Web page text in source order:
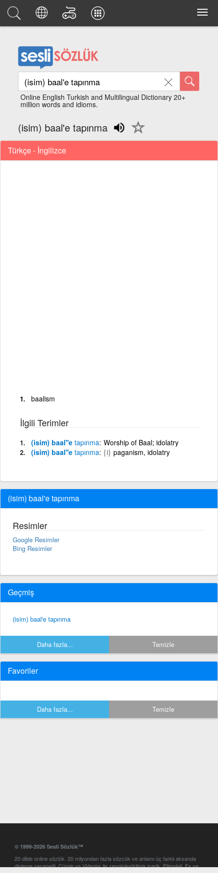
Online English Turkish and Multilingual Dictionary 20+
million words and idioms.
(isim) baal'e tapınma
Türkçe - İngilizce
baalism
İlgili Terimler
(isim) baal''e tapınma Worship of Baal; idolatry
(isim) baal''e tapınma {i} paganism, idolatry
(isim) baal'e tapınma
Resimler
Google Resimler
Bing Resimler
Geçmiş
(isim) baal'e tapınma
Daha fazla... Temizle
Favoriler
Daha fazla... Temizle
© 1999-2026 Sesli Sözlük™
20 dilde online sözlük. 20 milyondan fazla sözcük ve anlamı üç farklı aksanda
dinleme seçeneği. Cümle ve Videolar ile zenginleştirilmiş içerik. Etimoloji, Eş ve